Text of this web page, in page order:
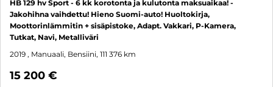
HB 129 hv Sport - 6 kk korotonta ja kulutonta maksuaikaa! -
Jakohihna vaihdettu! Hieno Suomi-auto! Huoltokirja,
Moottorinlämmitin + sisäpistoke, Adapt. Vakkari, P-Kamera,
Tutkat, Navi, Metalliväri
2019 , Manuaali, Bensiini, 111 376 km
15 200 €